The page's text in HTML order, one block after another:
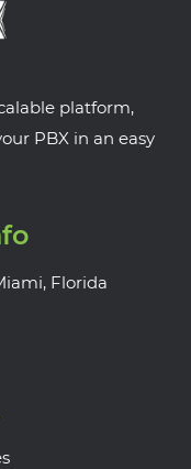
platform,
PBX in an easy
Florida